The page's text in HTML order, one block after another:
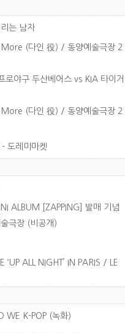
는 남자
More (다인 役) / 동양예술극장 2
로야구 두산베어스 vs KIA 타이거
More (다인 役) / 동양예술극장 2
도레미마켓
ALBUM [ZAPPING] 발매 기념
극장 (비공개)
ALL NIGHT’ IN PARIS / LE
WE K-POP (녹화)